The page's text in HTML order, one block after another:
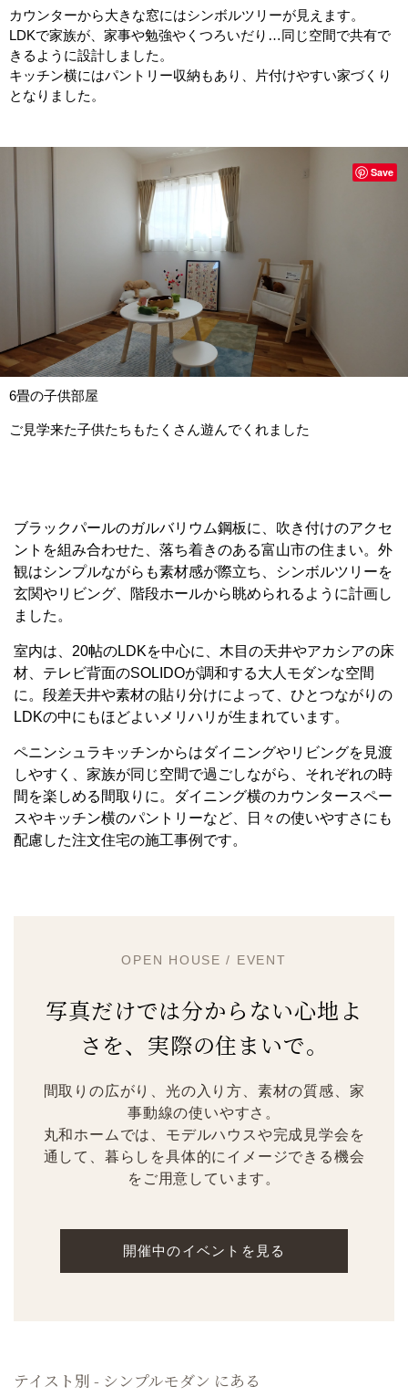
カウンターから大きな窓にはシンボルツリーが見えます。
LDKで家族が、家事や勉強やくつろいだり…同じ空間で共有で
きるように設計しました。
キッチン横にはパントリー収納もあり、片付けやすい家づくり
となりました。
6畳の子供部屋
ご見学来た子供たちもたくさん遊んでくれました
Save
ブラックパールのガルバリウム鋼板に、吹き付けのアクセ
ントを組み合わせた、落ち着きのある富山市の住まい。外
観はシンプルながらも素材感が際立ち、シンボルツリーを
玄関やリビング、階段ホールから眺められるように計画し
ました。
室内は、20帖のLDKを中心に、木目の天井やアカシアの床
材、テレビ背面のSOLIDOが調和する大人モダンな空間
に。段差天井や素材の貼り分けによって、ひとつながりの
LDKの中にもほどよいメリハリが生まれています。
ペニンシュラキッチンからはダイニングやリビングを見渡
しやすく、家族が同じ空間で過ごしながら、それぞれの時
間を楽しめる間取りに。ダイニング横のカウンタースペー
スやキッチン横のパントリーなど、日々の使いやすさにも
配慮した注文住宅の施工事例です。
OPEN HOUSE / EVENT
写真だけでは分からない心地よ
さを、実際の住まいで。
間取りの広がり、光の入り方、素材の質感、家
事動線の使いやすさ。
丸和ホームでは、モデルハウスや完成見学会を
通して、暮らしを具体的にイメージできる機会
をご用意しています。
開催中のイベントを見る
テイスト別 - シンプルモダン にある